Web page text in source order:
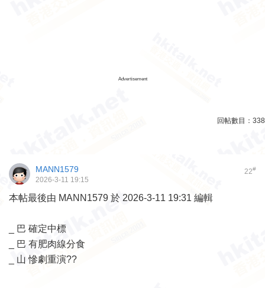
Advertisement
回帖數目： 338
22#
MANN1579
2026-3-11 19:15
本帖最後由 MANN1579 於 2026-3-11 19:31 編輯
_ 巴 確定中標
_ 巴 有肥肉線分食
_ 山 慘劇重演??